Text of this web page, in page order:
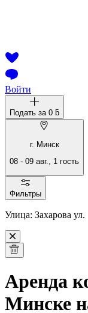
Войти
Подать за 0 ƃ
г. Минск
08 - 09 авг., 1 гость
Фильтры
Улица: Захарова ул.
Аренда
Минске